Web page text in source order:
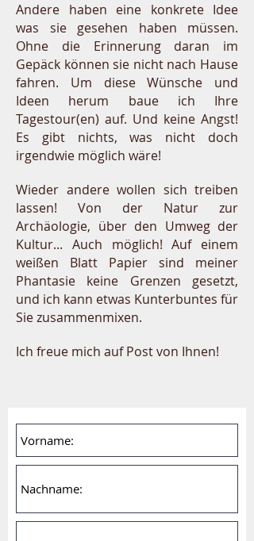
Andere haben eine konkrete Idee
was sie gesehen haben müssen.
Ohne die Erinnerung daran im
Gepäck können sie nicht nach Hause
fahren. Um diese Wünsche und
Ideen herum baue ich Ihre
Tagestour(en) auf. Und keine Angst!
Es gibt nichts, was nicht doch
irgendwie möglich wäre!
Wieder andere wollen sich treiben
lassen! Von der Natur zur
Archäologie, über den Umweg der
Kultur... Auch möglich! Auf einem
weißen Blatt Papier sind meiner
Phantasie keine Grenzen gesetzt,
und ich kann etwas Kunterbuntes für
Sie zusammenmixen.
Ich freue mich auf Post von Ihnen!